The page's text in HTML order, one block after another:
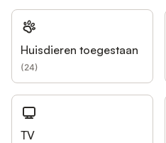
Huisdieren toegestaan
(24)
TV